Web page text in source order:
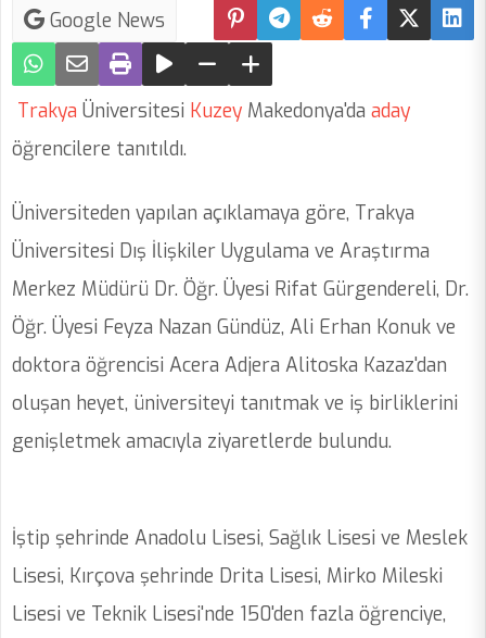
Google News
Trakya Üniversitesi Kuzey Makedonya'da aday
öğrencilere tanıtıldı.
Üniversiteden yapılan açıklamaya göre, Trakya
Üniversitesi Dış İlişkiler Uygulama ve Araştırma
Merkez Müdürü Dr. Öğr. Üyesi Rifat Gürgendereli, Dr.
Öğr. Üyesi Feyza Nazan Gündüz, Ali Erhan Konuk ve
doktora öğrencisi Acera Adjera Alitoska Kazaz'dan
oluşan heyet, üniversiteyi tanıtmak ve iş birliklerini
genişletmek amacıyla ziyaretlerde bulundu.
İştip şehrinde Anadolu Lisesi, Sağlık Lisesi ve Meslek
Lisesi, Kırçova şehrinde Drita Lisesi, Mirko Mileski
Lisesi ve Teknik Lisesi'nde 150'den fazla öğrenciye,